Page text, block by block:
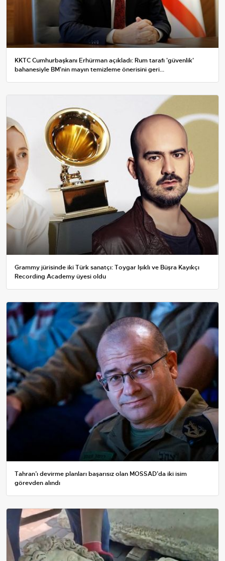
KKTC Cumhurbaşkanı Erhürman açıkladı: Rum tarafı 'güvenlik'
bahanesiyle BM'nin mayın temizleme önerisini geri...
Grammy jürisinde iki Türk sanatçı: Toygar Işıklı ve Büşra Kayıkçı
Recording Academy üyesi oldu
Tahran’ı devirme planları başarısız olan MOSSAD’da iki isim
görevden alındı